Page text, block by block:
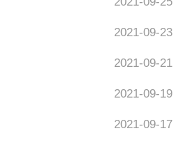
2021-09-23
2021-09-21
2021-09-19
2021-09-17